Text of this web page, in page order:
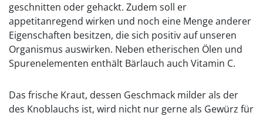
geschnitten oder gehackt. Zudem soll er
appetitanregend wirken und noch eine Menge anderer
Eigenschaften besitzen, die sich positiv auf unseren
Organismus auswirken. Neben etherischen Ölen und
Spurenelementen enthält Bärlauch auch Vitamin C.
Das frische Kraut, dessen Geschmack milder als der
des Knoblauchs ist, wird nicht nur gerne als Gewürz für